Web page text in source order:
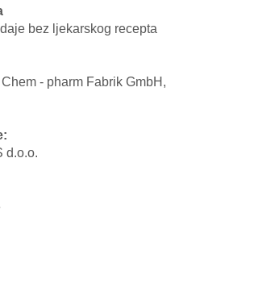
bez ljekarskog recepta
- pharm Fabrik GmbH,
d.o.o.